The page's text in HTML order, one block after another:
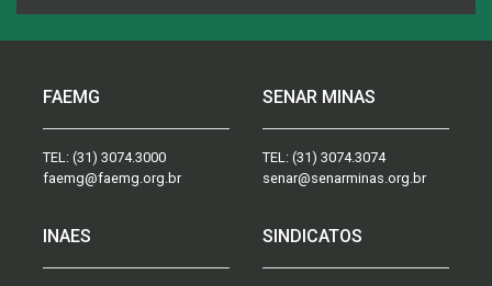
FAEMG
TEL: (31) 3074.3000
faemg@faemg.org.br
SENAR MINAS
TEL: (31) 3074.3074
senar@senarminas.org.br
INAES SINDICATOS